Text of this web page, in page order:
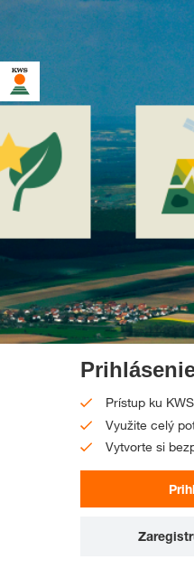
Prístup ku
Využite celý
Vytvorte si